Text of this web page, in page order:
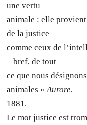
une vertu
animale : elle
de la justice
comme ceux de
– bref, de tout
ce que nous
animales »Aurore,
1881.
Le mot justice est